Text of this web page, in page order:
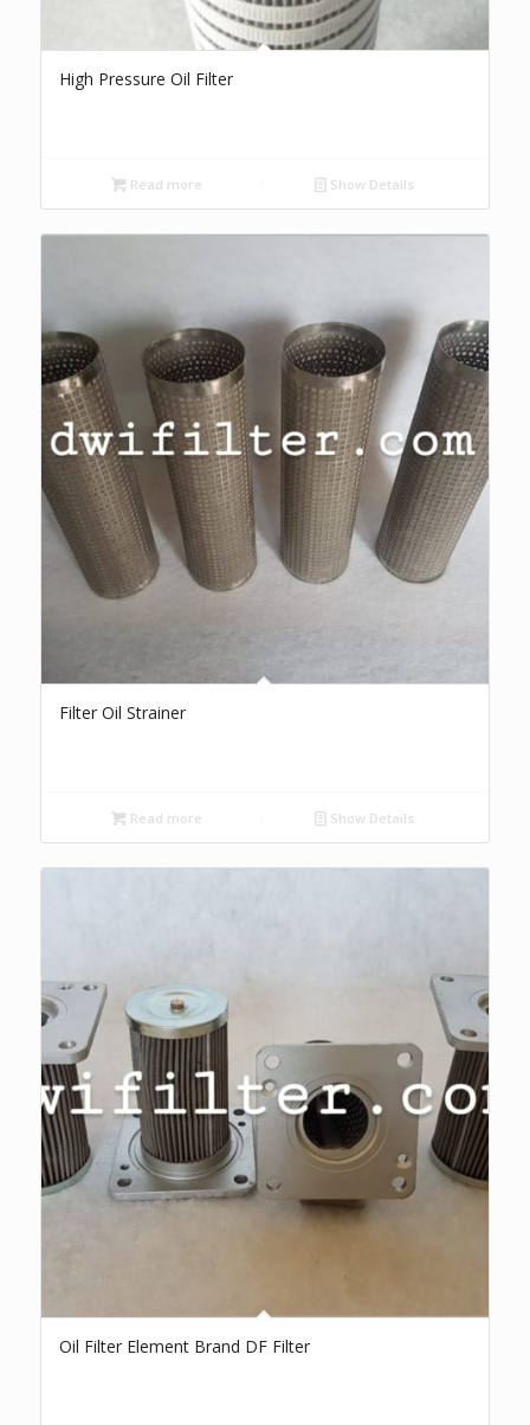
High Pressure Oil Filter
Read more Show Details
Filter Oil Strainer
Read more Show Details
Oil Filter Element Brand DF Filter